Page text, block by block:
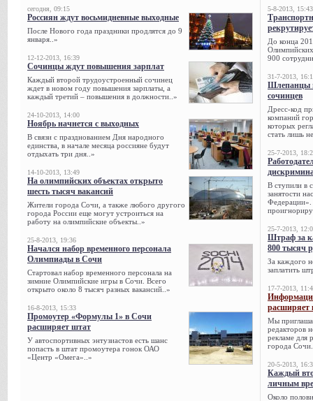
сегодня, 09:15
Россиян ждут восьмидневные выходные
После Нового года праздники продлятся до 9
января..»
12-12-2013, 16:39
Сочинцы ждут повышения зарплат
Каждый второй трудоустроенный сочинец
ждет в новом году повышения зарплаты, а
каждый третий – повышения в должности..»
24-10-2013, 14:00
Ноябрь начнется с выходных
В связи с празднованием Дня народного
единства, в начале месяца россияне будут
отдыхать три дня..»
14-10-2013, 13:49
На олимпийских объектах открыто
шесть тысяч вакансий
Жители города Сочи, а также любого другого
города России еще могут устроиться на
работу на олимпийские объекты..»
25-8-2013, 19:36
Начался набор временного персонала
Олимпиады в Сочи
Стартовал набор временного персонала на
зимние Олимпийские игры в Сочи. Всего
открыто около 8 тысяч разных вакансий..»
16-8-2013, 15:33
Промоутер «Формулы 1» в Сочи
расширяет штат
У автоспортивных энтузиастов есть шанс
попасть в штат промоутера гонок ОАО
«Центр «Омега»..»
5-8-2013, 15:43
До конца
900
31-7-2013,
Шлепанцы
сочинцев
Дресс-код
компаний
которых
стать лишь
25-7-2013,
В ступили в
занятости
Федерации».
25-7-2013,
Штраф за
800 тысяч
За каждого
заплатить
17-7-2013,
расширяет
Мы
редакторов
рекламе для
города
20-5-2013,
Каждый
личным
Около